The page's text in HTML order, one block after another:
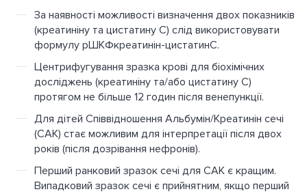
За наявності можливості визначення двох показників
(креатиніну та цистатину С) слід використовувати
формулу рШКФкреатинін-цистатинС.
Центрифугування зразка крові для біохімічних
досліджень (креатиніну та/або цистатину С)
протягом не більше 12 годин після венепункції.
Для дітей Співвідношення Альбумін/Креатинін сечі
(САК) стає можливим для інтерпретації після двох
років (після дозрівання нефронів).
Перший ранковий зразок сечі для САК є кращим.
Випадковий зразок сечі є прийнятним, якщо перший